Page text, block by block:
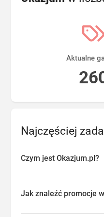
Aktualne
Najczęściej
Czym jest Okazjum.pl?
przeglądać aktualne
Jak znaleźć promocje